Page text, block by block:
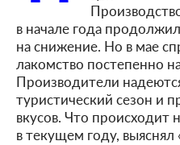
в начале года
на снижение. Но в мае
лакомство постепенно
Производители
туристический сезон и
вкусов. Что
в текущем году, выяснял